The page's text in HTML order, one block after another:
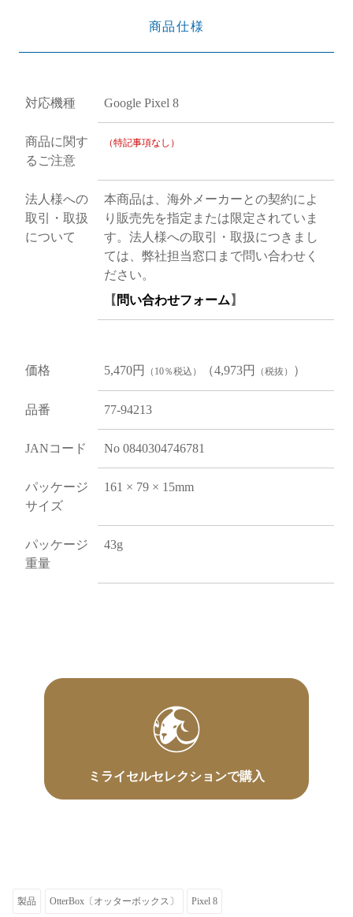
商品仕様
対応機種 Google Pixel 8
商品に関す
るご注意
（特記事項なし）
法人様への
取引・取扱
について
本商品は、海外メーカーとの契約によ
り販売先を指定または限定されていま
す。法人様への取引・取扱につきまし
ては、弊社担当窓口まで問い合わせく
ださい。
【 問い合わせフォーム 】
価格 5,470円 （10％税込） （4,973円 （税抜） ）
品番 77-94213
JANコード No 0840304746781
パッケージ
サイズ
161 × 79 × 15mm
パッケージ
重量
43g
ミライセルセレクションで購入
製品 OtterBox〔オッターボックス〕 Pixel 8